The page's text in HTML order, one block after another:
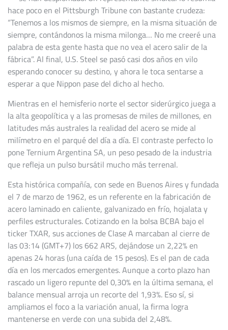
hace poco en el Pittsburgh Tribune con bastante crudeza:
“Tenemos a los mismos de siempre, en la misma situación de
siempre, contándonos la misma milonga… No me creeré una
palabra de esta gente hasta que no vea el acero salir de la
fábrica”. Al final, U.S. Steel se pasó casi dos años en vilo
esperando conocer su destino, y ahora le toca sentarse a
esperar a que Nippon pase del dicho al hecho.
Mientras en el hemisferio norte el sector siderúrgico juega a
la alta geopolítica y a las promesas de miles de millones, en
latitudes más australes la realidad del acero se mide al
milímetro en el parqué del día a día. El contraste perfecto lo
pone Ternium Argentina SA, un peso pesado de la industria
que refleja un pulso bursátil mucho más terrenal.
Esta histórica compañía, con sede en Buenos Aires y fundada
el 7 de marzo de 1962, es un referente en la fabricación de
acero laminado en caliente, galvanizado en frío, hojalata y
perfiles estructurales. Cotizando en la bolsa BCBA bajo el
ticker TXAR, sus acciones de Clase A marcaban al cierre de
las 03:14 (GMT+7) los 662 ARS, dejándose un 2,22% en
apenas 24 horas (una caída de 15 pesos). Es el pan de cada
día en los mercados emergentes. Aunque a corto plazo han
rascado un ligero repunte del 0,30% en la última semana, el
balance mensual arroja un recorte del 1,93%. Eso sí, si
ampliamos el foco a la variación anual, la firma logra
mantenerse en verde con una subida del 2,48%.